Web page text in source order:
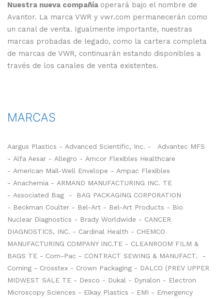
Nuestra nueva compañía operará bajo el nombre de
Avantor. La marca VWR y vwr.com permanecerán como
un canal de venta. Igualmente importante, nuestras
marcas probadas de legado, como la cartera completa
de marcas de VWR, continuarán estando disponibles a
través de los canales de venta existentes.
MARCAS
Aargus Plastics - Advanced Scientific, Inc. -
Advantec MFS
- Alfa Aesar - Allegro - Amcor Flexibles Healthcare
- American Mail-Well Envelope - Ampac Flexibles
- Anachemia - ARMAND MANUFACTURING INC. TE
- Associated Bag -
BAG PACKAGING CORPORATION
- Beckman Coulter - Bel-Art - Bel-Art Products - Bio
Nuclear Diagnostics - Brady Worldwide - CANCER
DIAGNOSTICS, INC. - Cardinal Health - CHEMCO
MANUFACTURING COMPANY INC.TE - CLEANROOM FILM &
BAGS TE - Com-Pac - CONTRACT SEWING & MANUFACT. -
Corning - Crosstex - Crown Packaging - DALCO (PREV UPPER
MIDWEST SALE TE - Desco - Dukal - Dynalon - Electron
Microscopy Sciences - Elkay Plastics - EMI - Emergency